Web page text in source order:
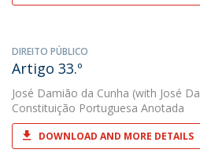
DIREITO PÚBLICO
Artigo 33.º
José Damião da Cunha (with José
Constituição Portuguesa Anotada
DOWNLOAD AND MORE DETAILS